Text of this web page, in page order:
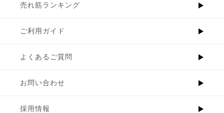
売れ筋ランキング
ご利用ガイド
よくあるご質問
お問い合わせ
採用情報